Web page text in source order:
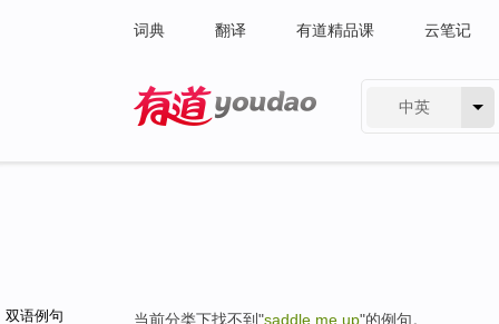
词典 翻译 有道精品课 云笔记
中英
双语例句 当前分类下找不到"saddle me up"的例句。